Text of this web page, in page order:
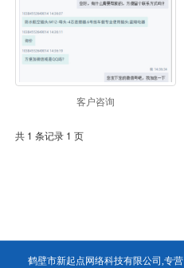
客户咨询
共 1 条记录 1 页
鹤壁市新起点网络科技有限公司,专营